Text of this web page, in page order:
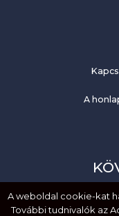
A
A weboldal cookie-kat
További tudnivalók az